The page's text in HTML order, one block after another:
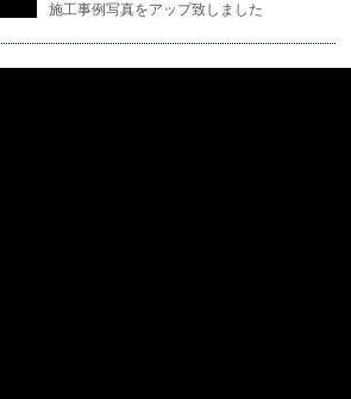
施工事例写真をアップ致しました